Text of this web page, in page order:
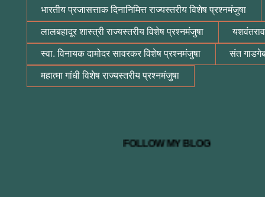
भारतीय प्रजासत्ताक दिनानिमित्त राज्यस्तरीय विशेष प्रश्नमंजुषा
लालबहादूर शास्त्री राज्यस्तरीय विशेष प्रश्नमंजुषा
स्वा. विनायक दामोदर सावरकर विशेष प्रश्नमंजुषा संत
महात्मा गांधी विशेष राज्यस्तरीय प्रश्नमंजुषा
FOLLOW MY BLOG